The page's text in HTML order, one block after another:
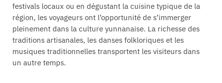
festivals locaux ou en dégustant la cuisine typique de la
région, les voyageurs ont l’opportunité de s’immerger
pleinement dans la culture yunnanaise. La richesse des
traditions artisanales, les danses folkloriques et les
musiques traditionnelles transportent les visiteurs dans
un autre temps.